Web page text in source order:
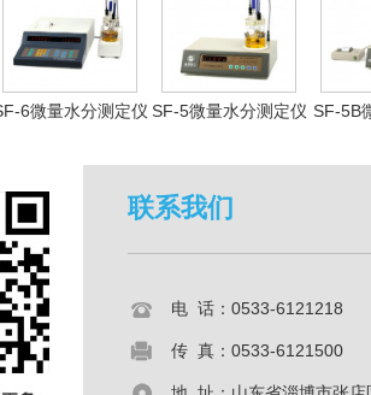
6微量水分测定仪 SF-5微量水分测定仪 SF-5B
联系我们
电 话：0533-6121218
传 真：0533-6121500